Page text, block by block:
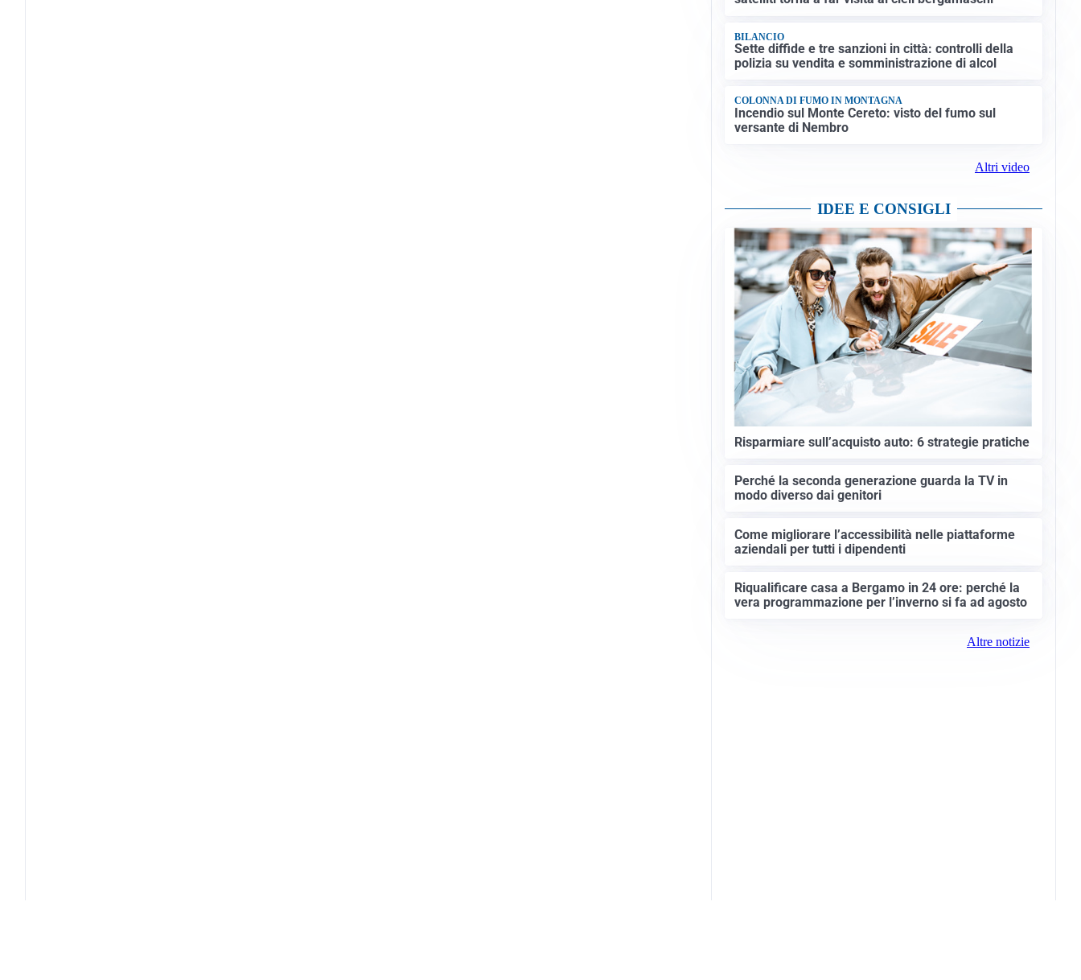
BILANCIO
Sette diffide e tre sanzioni in città: controlli della
polizia su vendita e somministrazione di alcol
COLONNA DI FUMO IN MONTAGNA
Incendio sul Monte Cereto: visto del fumo sul
versante di Nembro
Altri video
IDEE E CONSIGLI
Risparmiare sull’acquisto auto: 6 strategie pratiche
Perché la seconda generazione guarda la TV in
modo diverso dai genitori
Come migliorare l’accessibilità nelle piattaforme
aziendali per tutti i dipendenti
Riqualificare casa a Bergamo in 24 ore: perché la
vera programmazione per l’inverno si fa ad agosto
Altre notizie